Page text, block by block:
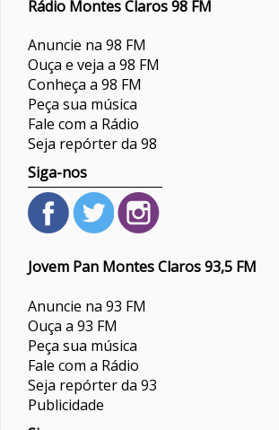
Rádio Montes Claros 98 FM
Anuncie na 98 FM
Ouça e veja a 98 FM
Conheça a 98 FM
Peça sua música
Fale com a Rádio
Seja repórter da 98
Siga-nos
Jovem Pan Montes Claros 93,5 FM
Anuncie na 93 FM
Ouça a 93 FM
Peça sua música
Fale com a Rádio
Seja repórter da 93
Publicidade